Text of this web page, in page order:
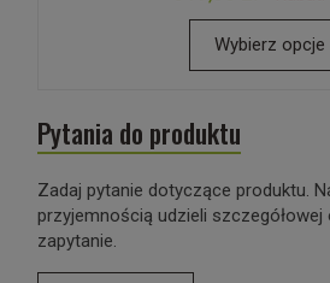
Wybierz opcje
Pytania do produktu
Zadaj pytanie dotyczące produktu.
przyjemnością udzieli szczegółowej
zapytanie.